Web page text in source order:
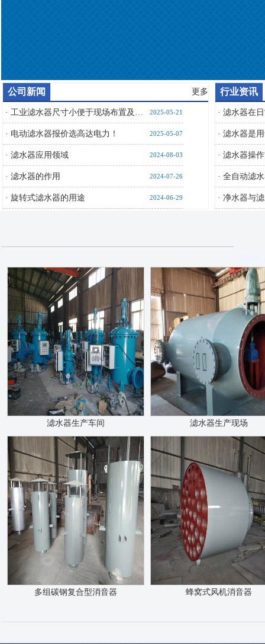
公司新闻 更多
2025-05-21
· 工业滤水器尺寸小便于现场布置及…
2025-05-07
· 电动滤水器报价选高达电力！
2024-08-03
· 滤水器应用领域
2024-07-26
· 滤水器的作用
2024-06-29
· 旋转式滤水器的用途
行业资讯
· 滤水器在
· 滤水器是
· 滤水器操
· 全自动滤
· 净水器与
滤水器生产车间 滤水器生产现场
多组碳钢复合型消音器 蜂窝式风机消音器